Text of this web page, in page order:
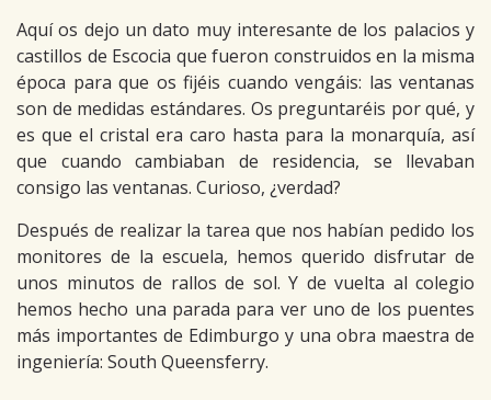
Aquí os dejo un dato muy interesante de los palacios y
castillos de Escocia que fueron construidos en la misma
época para que os fijéis cuando vengáis: las ventanas
son de medidas estándares. Os preguntaréis por qué, y
es que el cristal era caro hasta para la monarquía, así
que cuando cambiaban de residencia, se llevaban
consigo las ventanas. Curioso, ¿verdad?
Después de realizar la tarea que nos habían pedido los
monitores de la escuela, hemos querido disfrutar de
unos minutos de rallos de sol. Y de vuelta al colegio
hemos hecho una parada para ver uno de los puentes
más importantes de Edimburgo y una obra maestra de
ingeniería: South Queensferry.